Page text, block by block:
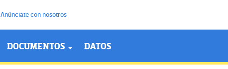
Anúnciate con nosotros
DOCUMENTOS DATOS